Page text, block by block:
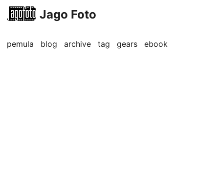
Jago Foto
pemula blog archive tag gears ebook